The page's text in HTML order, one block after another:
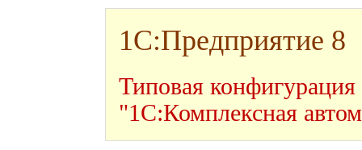
1С:Предприятие 8
Типовая конфигурация
"1С:Комплексная